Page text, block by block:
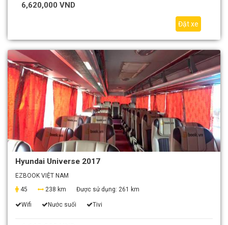
6,620,000 VND
Đặt xe
Hyundai Universe 2017
EZBOOK VIỆT NAM
45
238 km Được sử dụng: 261 km
Wifi Nước suối Tivi